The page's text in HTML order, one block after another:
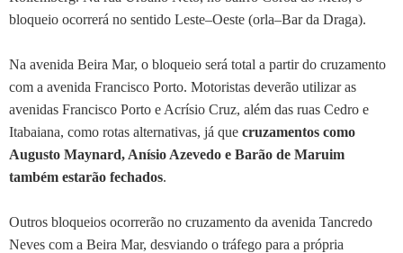
bloqueio ocorrerá no sentido Leste–Oeste (orla–Bar da Draga).
Na avenida Beira Mar, o bloqueio será total a partir do cruzamento
com a avenida Francisco Porto. Motoristas deverão utilizar as
avenidas Francisco Porto e Acrísio Cruz, além das ruas Cedro e
Itabaiana, como rotas alternativas, já que cruzamentos como
Augusto Maynard, Anísio Azevedo e Barão de Maruim
também estarão fechados.
Outros bloqueios ocorrerão no cruzamento da avenida Tancredo
Neves com a Beira Mar, desviando o tráfego para a própria